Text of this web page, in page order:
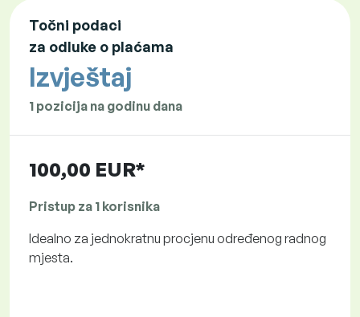
Točni podaci
za odluke o plaćama
Izvještaj
1 pozicija na godinu dana
100,00 EUR*
Pristup za 1 korisnika
Idealno za jednokratnu procjenu određenog radnog
mjesta.